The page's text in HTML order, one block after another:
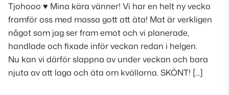
Tjohooo ♥ Mina kära vänner! Vi har en helt ny vecka
framför oss med massa gott att äta! Mat är verkligen
något som jag ser fram emot och vi planerade,
handlade och fixade inför veckan redan i helgen.
Nu kan vi därför slappna av under veckan och bara
njuta av att laga och äta om kvällarna. SKÖNT! […]